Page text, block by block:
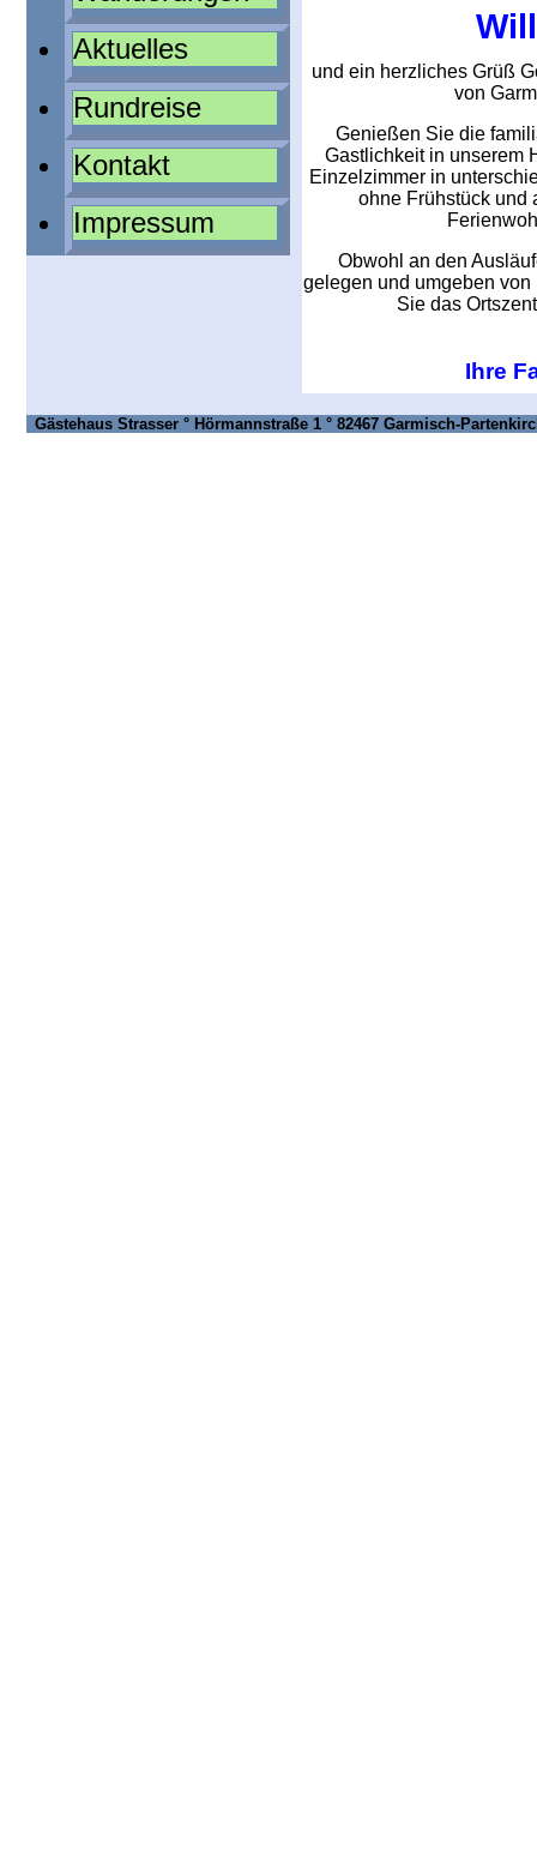
Aktuelles
Rundreise
Kontakt
Impressum
und ein herzliches Grüß
von
Genießen Sie die
Gastlichkeit in unserem
Einzelzimmer in
ohne Frühstück und
Obwohl an den
gelegen und umgeben
Sie das
Ihre
Gästehaus Strasser ° Hörmannstraße 1 ° 82467 Garmisch-